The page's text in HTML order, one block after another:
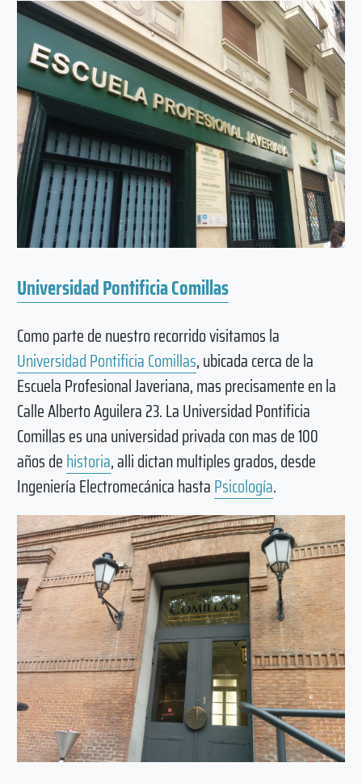
Universidad Pontificia Comillas
Como parte de nuestro recorrido visitamos la
Universidad Pontificia Comillas, ubicada cerca de la
Escuela Profesional Javeriana, mas precisamente en la
Calle Alberto Aguilera 23. La Universidad Pontificia
Comillas es una universidad privada con mas de 100
años dehistoria, alli dictan multiples grados, desde
Ingeniería Electromecánica hastaPsicología.